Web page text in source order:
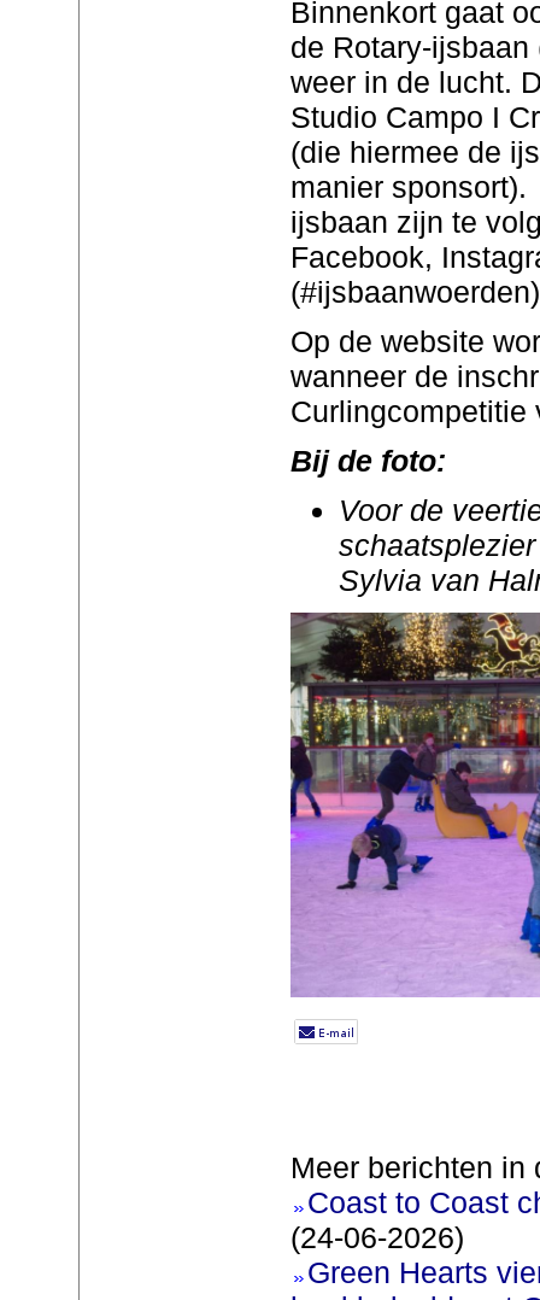
Binnenkort gaat
de Rotary-ijsbaan
weer in de lucht.
Studio Campo I
(die hiermee de
manier
ijsbaan zijn te
Facebook,
Op de website
wanneer de
Curlingcompetitie
Bij de foto:
Voor de
Sylvia van
Meer berichten in
Coast to Coast
(24-06-2026)
Green Hearts